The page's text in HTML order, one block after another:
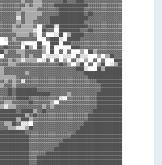
▓▓████░░██████████████▓▓▓▓▓▓▓▓▓▓▓▓▓▓▓▓
██▓▓▓▓  ██████████▓▓▓▓██▓▓▓▓▓▓▓▓▓▓▓▓▓▓
▓▓    ░░██  ▒▒██████▓▓▓▓▓▓▓▓▓▓▓▓▓▓▓▓▓▓
▓▓████░░  ██████▓▓▓▓▓▓▓▓▓▓▓▓▓▓▓▓▓▓▓▓
██    ████  ████▓▓▓▓▓▓▓▓▓▓▓▓▓▓▓▓▓▓▓▓▓▓▓▓
██▒▒  ██▒▒  ██        ████▓▓▓▓▓▓▓▓▓▓▓▓▓▓▓▓▓▓▓▓
██  ▓▓  ▓▓    ▒▒  ██▒▒▓▓▓▓▓▓▓▓▓▓▓▓
░░░░░░  ░░░░  ▓▓░░░░    ▒▒  ▒▒██▓▓▓▓
░░▓▓  ▓▓  ▒▒  ▓▓░░  ▒▒  ▓▓  ▓▓    ████
▒▒██  ▓▓  ▒▒██  ░░▒▒██
██▒▒████████
▓▓▓▓▓▓▓▓▓▓▓▓▓▓████████████
▓▓▓▓▓▓▓▓▓▓▓▓▓▓▓▓▓▓████████████
▓▓▓▓▓▓▓▓▓▓▓▓▓▓▓▓▓▓▓▓▓▓▓▓██████████████████